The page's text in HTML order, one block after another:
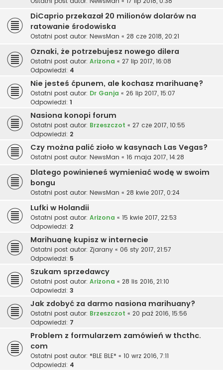
DiCaprio przekazał 20 milionów dolarów na
ratowanie środowiska
Ostatni post autor: NewsMan « 28 cze 2018, 20:21
Oznaki, że potrzebujesz nowego dilera
Ostatni post autor: Arizona « 27 lip 2017, 16:08
Odpowiedzi: 4
Nie jesteś ćpunem, ale kochasz marihuanę?
Ostatni post autor: Dr Ganja « 26 lip 2017, 15:07
Odpowiedzi: 1
Nasiona konopi forum
Ostatni post autor: Brzeszczot « 27 cze 2017, 10:55
Odpowiedzi: 2
Czy można palić zioło w kasynach Las Vegas?
Ostatni post autor: NewsMan « 16 maja 2017, 14:28
Dlatego powinieneś wymieniać wodę w swoim
bongu
Ostatni post autor: NewsMan « 28 kwie 2017, 0:24
Lufki w Holandii
Ostatni post autor: Arizona « 15 kwie 2017, 22:53
Odpowiedzi: 2
Marihuanę kupisz w internecie
Ostatni post autor: Zjarany « 06 sty 2017, 21:57
Odpowiedzi: 5
Szukam sprzedawcy
Ostatni post autor: Arizona « 28 lis 2016, 21:10
Odpowiedzi: 3
Jak zdobyć za darmo nasiona marihuany?
Ostatni post autor: Brzeszczot « 20 paź 2016, 15:56
Odpowiedzi: 7
Problem z formularzem zamówień w thcthc.
com
Ostatni post autor: *BLE BLE* « 10 wrz 2016, 7:11
Odpowiedzi: 4